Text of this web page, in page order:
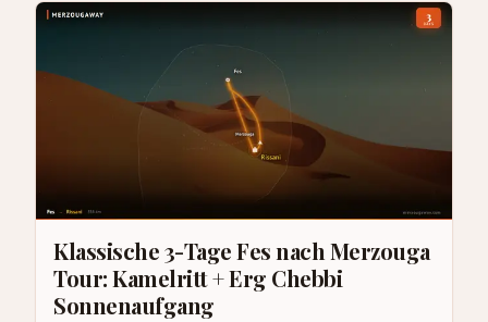
Klassische 3-Tage Fes nach Merzouga
Tour: Kamelritt + Erg Chebbi
Sonnenaufgang